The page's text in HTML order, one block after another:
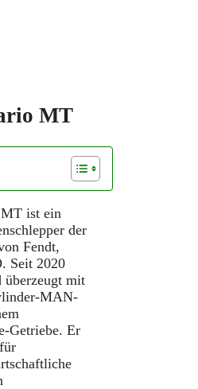
MT
ist ein
der
Fendt,
Seit 2020
überzeugt mit
MAN-
Getriebe. Er